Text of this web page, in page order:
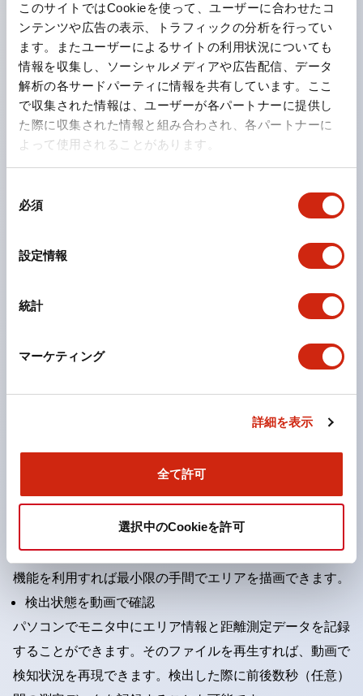
このサイトではCookieを使って、ユーザーに合わせたコ
ンテンツや広告の表示、トラフィックの分析を行ってい
ます。またユーザーによるサイトの利用状況についても
情報を収集し、ソーシャルメディアや広告配信、データ
解析の各サードパーティに情報を共有しています。ここ
で収集された情報は、ユーザーが各パートナーに提供し
た際に収集された情報と組み合わされ、各パートナーに
よって使用されることがあります。
必須
設定情報
統計
マーケティング
詳細を表示
全て許可
選択中のCookieを許可
リファレンスモニタ機能が可能なため、位置ずれや扉の開
閉などの状態変化を検知して安全確保できます。
ワーク搬入口の安全対策が可能。さらにミューティング
時の停止から復旧が簡単
衝突防止
無人搬送車（AGV）などで、周囲環境に合わせて最大32
最適な防護を実現します。
安全防護しながら距離測定データをEthernetポートから
外部出力機器の監視
ユーザインターフェイスに配慮した設定や、保守メンテナ
ンスを支援する多彩な機能を搭載しています。
防護エリア設定を支援します。
ティーチング機能により、壁や柱などの障害物を参照して
自動的に防護エリアを設定できます。複雑な背景でもこの
機能を利用すれば最小限の手間でエリアを描画できます。
検出状態を動画で確認
パソコンでモニタ中にエリア情報と距離測定データを記録
することができます。そのファイルを再生すれば、動画で
検知状況を再現できます。検出した際に前後数秒（任意）